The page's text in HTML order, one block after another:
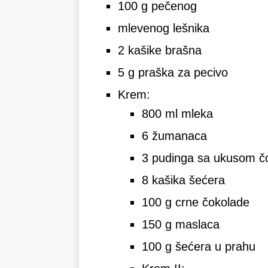
100 g pečenog
mlevenog lešnika
2 kašike brašna
5 g praška za pecivo
Krem:
800 ml mleka
6 žumanaca
3 pudinga sa ukusom
8 kašika šećera
100 g crne čokolade
150 g maslaca
100 g šećera u prahu